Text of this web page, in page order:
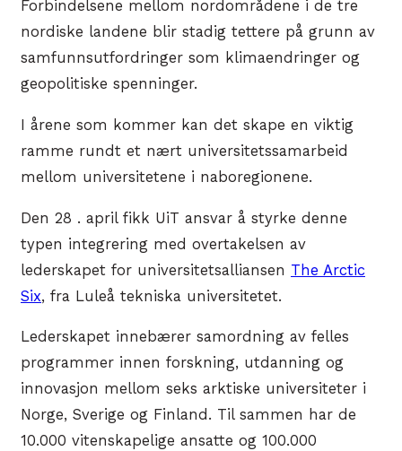
Forbindelsene mellom nordområdene i de tre
nordiske landene blir stadig tettere på grunn av
samfunnsutfordringer som klimaendringer og
geopolitiske spenninger.
I årene som kommer kan det skape en viktig
ramme rundt et nært universitetssamarbeid
mellom universitetene i naboregionene.
Den 28 . april fikk UiT ansvar å styrke denne
typen integrering med overtakelsen av
lederskapet for universitetsalliansen The Arctic
Six, fra Luleå tekniska universitetet.
Lederskapet innebærer samordning av felles
programmer innen forskning, utdanning og
innovasjon mellom seks arktiske universiteter i
Norge, Sverige og Finland. Til sammen har de
10.000 vitenskapelige ansatte og 100.000